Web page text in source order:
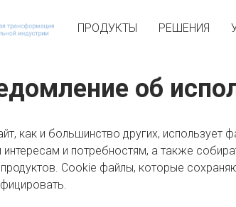
ПРОДУКТЫ РЕШЕНИЯ
об
как и большинство других,
и потребностям, а также
Cookie файлы, которые